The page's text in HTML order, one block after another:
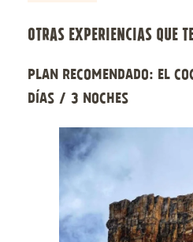
OTRAS EXPERIENCIAS QUE
Plan recomendado: El
días / 3 noches